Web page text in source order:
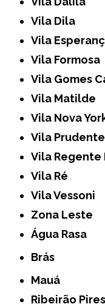
Vila Dila
Vila
Vila Formosa
Vila Gomes
Vila Matilde
Vila Nova
Vila Prudente
Vila Regente
Vila Ré
Vila Vessoni
Zona Leste
Água Rasa
Brás
Mauá
Ribeirão Pires